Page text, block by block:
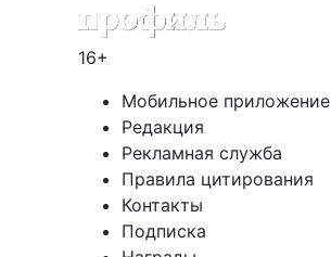
16+
Мобильное приложение
Редакция
Рекламная служба
Правила цитирования
Контакты
Подписка